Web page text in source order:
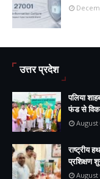
उत्तर प्रदेश
पलिया
फंड से
August
राष्ट्रीय
प्रशिक्षण
August